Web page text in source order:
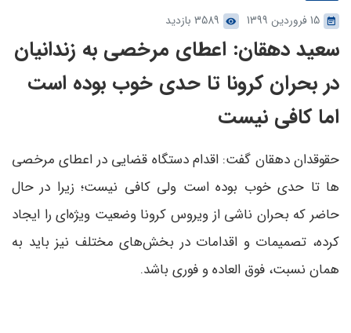
15 فروردین 1399 3589 بازدید
سعید دهقان: اعطای مرخصی به زندانیان
در بحران کرونا تا حدی خوب بوده است
اما کافی نیست
حقوقدان دهقان گفت: اقدام دستگاه قضایی در اعطای مرخصی
ها تا حدی خوب بوده است ولی کافی نیست؛ زیرا در‌ حال
حاضر که بحران ناشی از ویروس کرونا وضعیت ویژه‌ای را ایجاد
کرده، تصمیمات و اقدامات در بخش‌های مختلف نیز باید به
همان نسبت، فوق العاده و فوری باشد.